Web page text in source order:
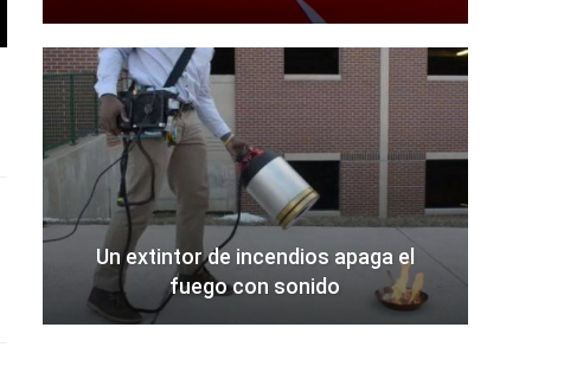
Un extintor de incendios apaga el
fuego con sonido